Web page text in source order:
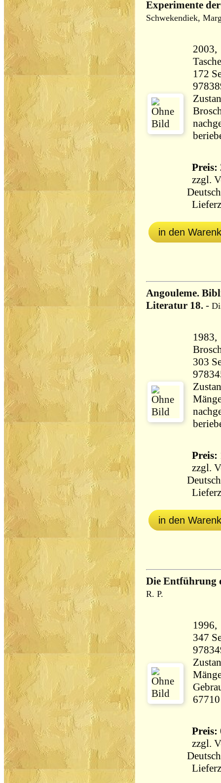
Experimente
Schwekendiek,
172 Seiten
Preis:
zzgl.
in den
Angouleme.
Literatur 18. -
303 Seiten
Preis:
zzgl.
in den
Die Entführung
R. P.
347 Seiten
67710
Preis:
zzgl.